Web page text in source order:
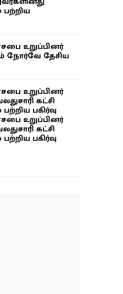
உறுப்பினர்
நோர்வே தேசிய
உறுப்பினர்
கட்சி
பகிர்வு
உறுப்பினர்
கட்சி
பகிர்வு